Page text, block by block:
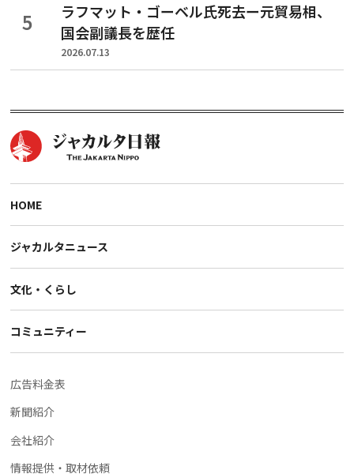
ラフマット・ゴーベル氏死去ー元貿易相、
国会副議長を歴任
2026.07.13
HOME
ジャカルタニュース
文化・くらし
コミュニティー
広告料金表
新聞紹介
会社紹介
情報提供・取材依頼